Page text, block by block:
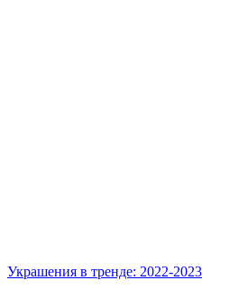
Украшения в тренде: 2022-2023